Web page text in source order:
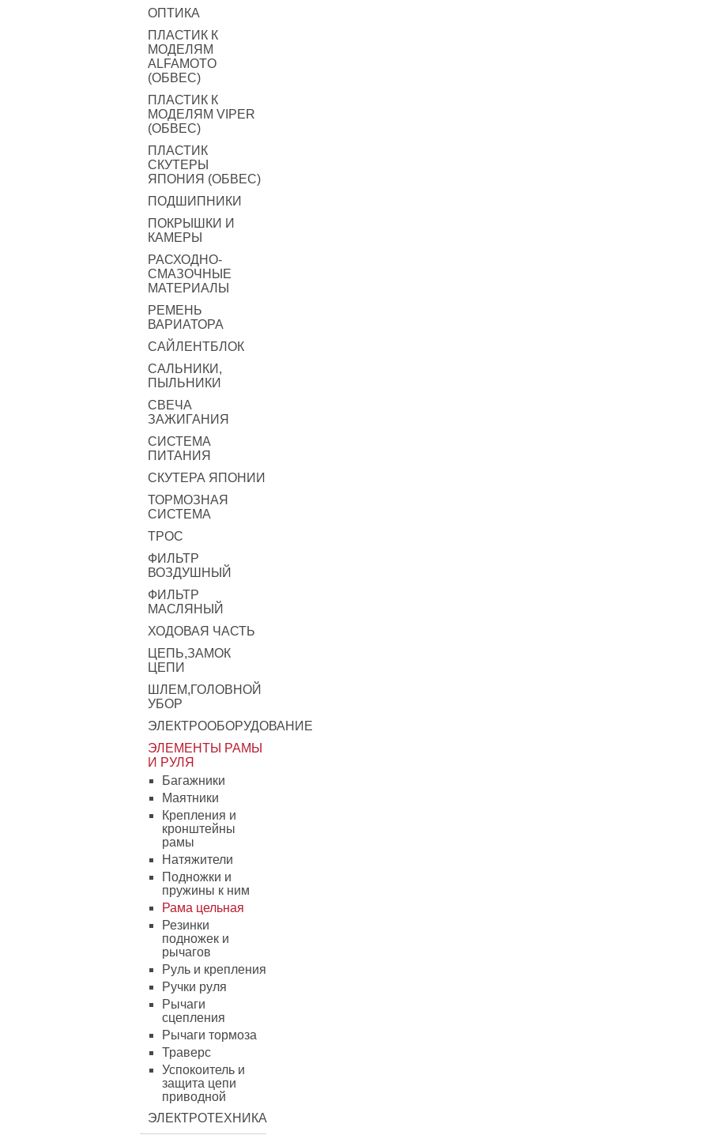
ОПТИКА
ПЛАСТИК К
МОДЕЛЯМ
ALFAMOTO
(ОБВЕС)
ПЛАСТИК К
МОДЕЛЯМ VIPER
(ОБВЕС)
ПЛАСТИК
СКУТЕРЫ
ЯПОНИЯ (ОБВЕС)
ПОДШИПНИКИ
ПОКРЫШКИ И
КАМЕРЫ
РАСХОДНО-
СМАЗОЧНЫЕ
МАТЕРИАЛЫ
РЕМЕНЬ
ВАРИАТОРА
САЙЛЕНТБЛОК
САЛЬНИКИ,
ПЫЛЬНИКИ
СВЕЧА
ЗАЖИГАНИЯ
СИСТЕМА
ПИТАНИЯ
СКУТЕРА ЯПОНИИ
ТОРМОЗНАЯ
СИСТЕМА
ТРОС
ФИЛЬТР
ВОЗДУШНЫЙ
ФИЛЬТР
МАСЛЯНЫЙ
ХОДОВАЯ ЧАСТЬ
ЦЕПЬ,ЗАМОК
ЦЕПИ
ШЛЕМ,ГОЛОВНОЙ
УБОР
ЭЛЕКТРООБОРУДОВАНИЕ
ЭЛЕМЕНТЫ РАМЫ
И РУЛЯ
Багажники
Маятники
Крепления и
кронштейны
рамы
Натяжители
Подножки и
пружины к ним
Рама цельная
Резинки
подножек и
рычагов
Руль и крепления
Ручки руля
Рычаги
сцепления
Рычаги тормоза
Траверс
Успокоитель и
защита цепи
приводной
ЭЛЕКТРОТЕХНИКА